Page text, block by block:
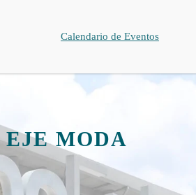
Calendario de Eventos
EJE MODA